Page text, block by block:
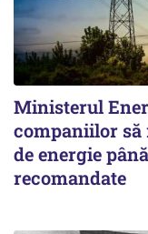
Ministerul
companiilor
de energie
recomandate